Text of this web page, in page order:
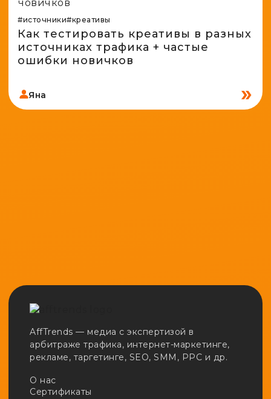
#источники#креативы
Как тестировать креативы в разных
источниках трафика + частые
ошибки новичков
Яна
AffTrends — медиа с экспертизой в
арбитраже трафика, интернет-маркетинге,
рекламе, таргетинге, SEO, SMM, PPC и др.
О нас
Сертификаты